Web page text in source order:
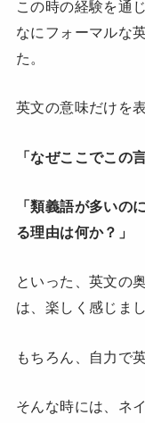
この時の経験を通
なにフォーマルな
た。
英文の意味だけを
「なぜここでこの
「類義語が多いの
る理由は何か？」
といった、英文の
は、楽しく感じまし
もちろん、自力で
そんな時には、ネ